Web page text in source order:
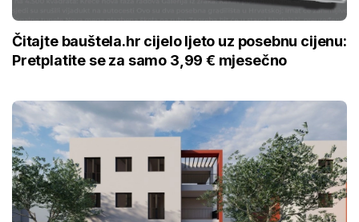
Čitajte bauštela.hr cijelo ljeto uz posebnu cijenu:
Pretplatite se za samo 3,99 € mjesečno